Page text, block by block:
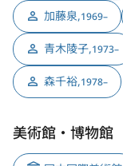
加藤泉,1969–
青木陵子,1973–
森千裕,1978–
美術館・博物館